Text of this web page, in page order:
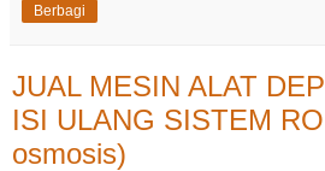
Berbagi
JUAL MESIN ALAT
ISI ULANG SISTEM
osmosis)